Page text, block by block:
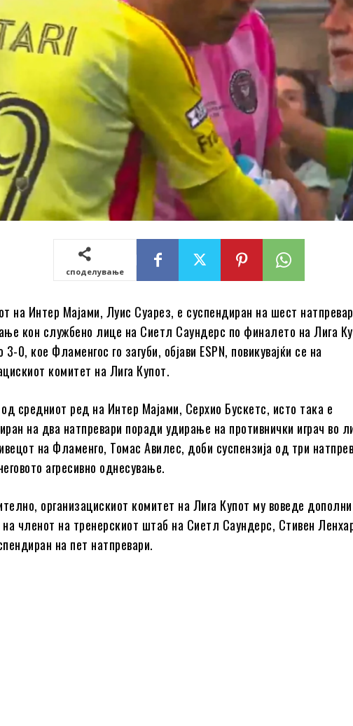
споделување
на Интер Мајами, Луис Суарез, е суспендиран на шест
кон службено лице на Сиетл Саундерс по финалето на Лига
3-0, кое Фламенгос го загуби, објави ESPN, повикувајќи се на
комитет на Лига Купот.
средниот ред на Интер Мајами, Серхио Бускетс, исто така е
на два натпревари поради удирање на противнички играч во
на Фламенго, Томас Авилес, доби суспензија од три
агресивно однесување.
организацискиот комитет на Лига Купот му воведе
членот на тренерскиот штаб на Сиетл Саундерс, Стивен
на пет натпревари.